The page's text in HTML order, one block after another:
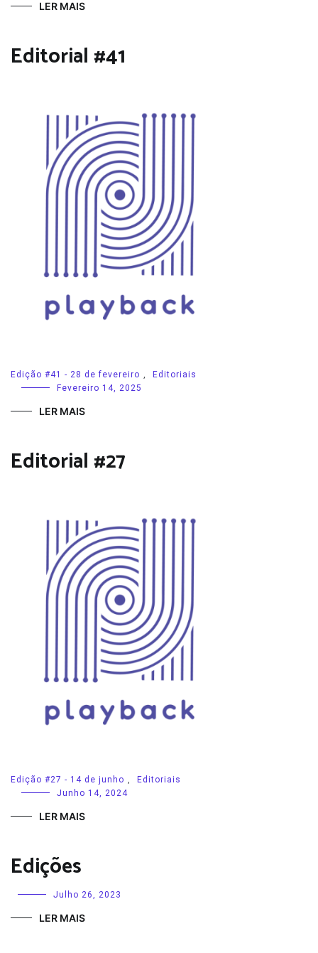
LER MAIS
Editorial #41
Edição #41 - 28 de fevereiro ,
Editoriais
Fevereiro 14, 2025
LER MAIS
Editorial #27
Edição #27 - 14 de junho ,
Editoriais
Junho 14, 2024
LER MAIS
Edições
Julho 26, 2023
LER MAIS